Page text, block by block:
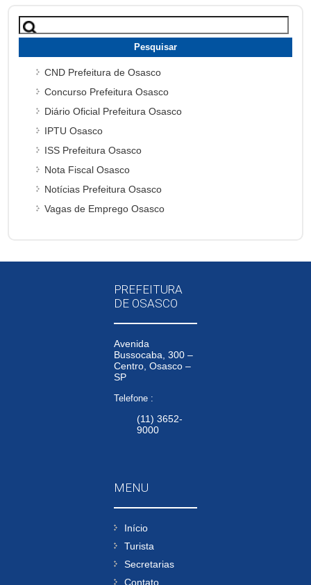
Pesquisar
por:
CND Prefeitura de Osasco
Concurso Prefeitura Osasco
Diário Oficial Prefeitura Osasco
IPTU Osasco
ISS Prefeitura Osasco
Nota Fiscal Osasco
Notícias Prefeitura Osasco
Vagas de Emprego Osasco
PREFEITURA
DE OSASCO
Avenida
Bussocaba, 300 –
Centro, Osasco –
SP
Telefone :
(11) 3652-
9000
MENU
Início
Turista
Secretarias
Contato